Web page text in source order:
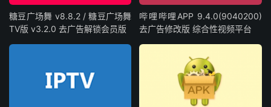
糖豆广场舞 v8.8.2 / 糖豆广场舞
TV版 v3.2.0 去广告解锁会员版
哔哩哔哩APP 9.4.0(9040200)
去广告修改版 综合性视频平台